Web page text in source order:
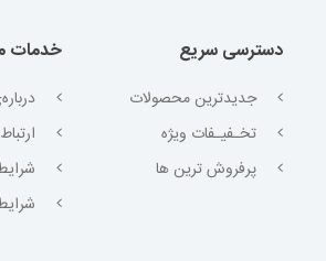
دسترسی سریع
جدیدترین محصولات
تخـفیـفات ویژه
پرفروش ترین ها
خدمات